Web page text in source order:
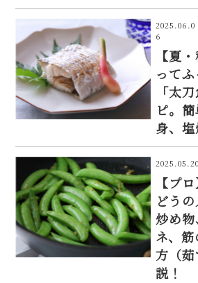
2025.06.0
6
【夏
って
「太
ピ。
身、
2025.05.20
【プ
どう
炒め物
ネ、
方（
説！